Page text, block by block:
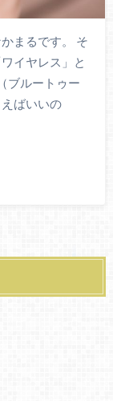
まるです。 そ
イヤレス」と
ブルートゥー
ばいいの